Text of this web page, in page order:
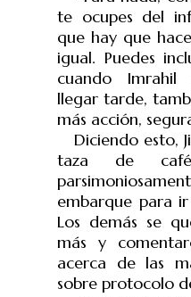
te ocupes del
que hay que
igual. Puedes
cuando Imrahil
llegar tarde,
más acción,
Diciendo esto,
taza de
embarque para
Los demás se
más y
acerca de las
sobre protocolo